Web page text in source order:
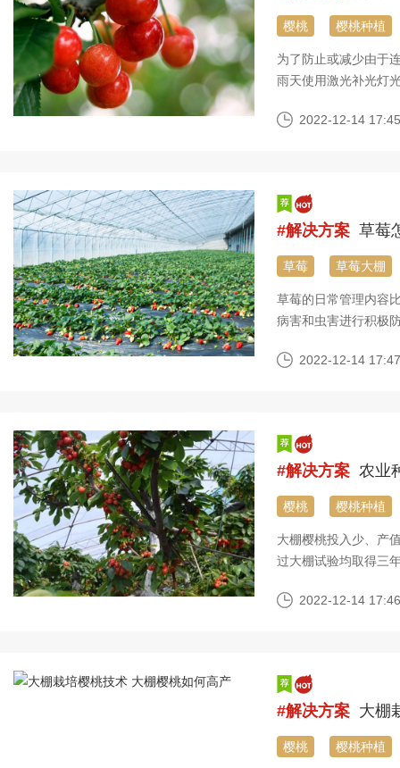
樱桃 樱桃种植
为了防止或减少由于
雨天使用激光补光灯
的日照时间加上13点
2022-12-14
#解决方案 草莓
草莓 草莓大棚
草莓的日常管理内容
病害和虫害进行积极
2022-12-14
#解决方案 农业
樱桃 樱桃种植
大棚樱桃投入少、产
过大棚试验均取得三
2022-12-14
#解决方案 大棚
樱桃 樱桃种植